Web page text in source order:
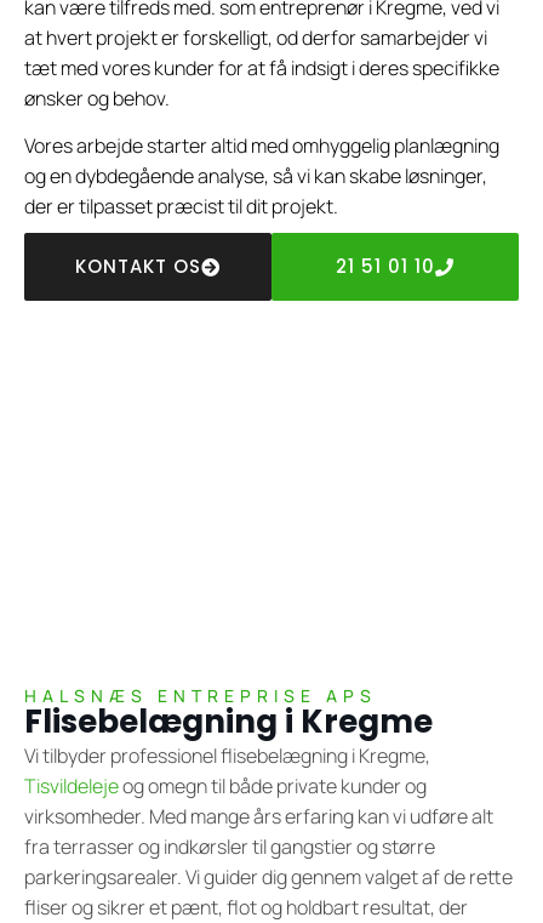
kan være tilfreds med. som entreprenør i Kregme, ved vi
at hvert projekt er forskelligt, od derfor samarbejder vi
tæt med vores kunder for at få indsigt i deres specifikke
ønsker og behov.
Vores arbejde starter altid med omhyggelig planlægning
og en dybdegående analyse, så vi kan skabe løsninger,
der er tilpasset præcist til dit projekt.
KONTAKT OS 21 51 01 10
HALSNÆS ENTREPRISE APS
Flisebelægning i Kregme
Vi tilbyder professionel flisebelægning i Kregme,
Tisvildelejeog omegn til både private kunder og
virksomheder. Med mange års erfaring kan vi udføre alt
fra terrasser og indkørsler til gangstier og større
parkeringsarealer. Vi guider dig gennem valget af de rette
fliser og sikrer et pænt, flot og holdbart resultat, der